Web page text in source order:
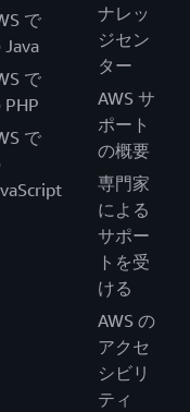
で
Java
で
PHP
で
ナレッ
ジセン
ター
AWS サ
ポート
の概要
専門家
による
サポー
トを受
ける
AWS の
アクセ
シビリ
ティ